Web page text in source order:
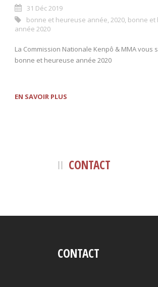
31 Déc 2019
bonne et heureuse année, 2020, bonne et
année 2020
La Commission Nationale Kenpô & MMA vous
bonne et heureuse année 2020
EN SAVOIR PLUS
CONTACT
CONTACT